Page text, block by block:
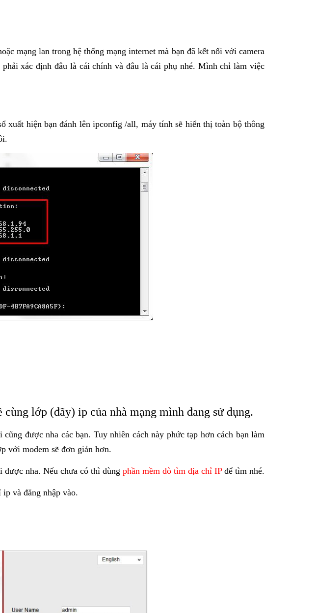
mạng lan trong hệ thống mạng internet mà bạn đã kết nối với camera
xác định đâu là cái chính và đâu là cái phụ nhé. Mình chỉ làm việc
hiện bạn đánh lên ipconfig /all, máy tính sẽ hiển thị toàn bộ thông
lớp (đãy) ip của nhà mạng mình đang sử dụng.
được nha các bạn. Tuy nhiên cách này phức tạp hơn cách bạn làm
với modem sẽ đơn giản hơn.
được nha. Nếu chưa có thì dùng phần mềm dò tìm địa chỉ IPđể tìm nhé.
và đăng nhập vào.